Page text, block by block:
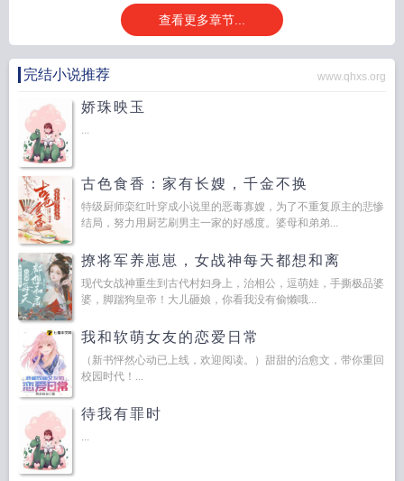
查看更多章节...
完结小说推荐 www.qhxs.org
娇珠映玉
...
古色食香：家有长嫂，千金不换
特级厨师栾红叶穿成小说里的恶毒寡嫂，为了不重复原主的悲惨
结局，努力用厨艺刷男主一家的好感度。婆母和弟弟...
撩将军养崽崽，女战神每天都想和离
现代女战神重生到古代村妇身上，治相公，逗萌娃，手撕极品婆
婆，脚踹狗皇帝！大儿砸娘，你看我没有偷懒哦...
我和软萌女友的恋爱日常
（新书怦然心动已上线，欢迎阅读。）甜甜的治愈文，带你重回
校园时代！...
待我有罪时
...